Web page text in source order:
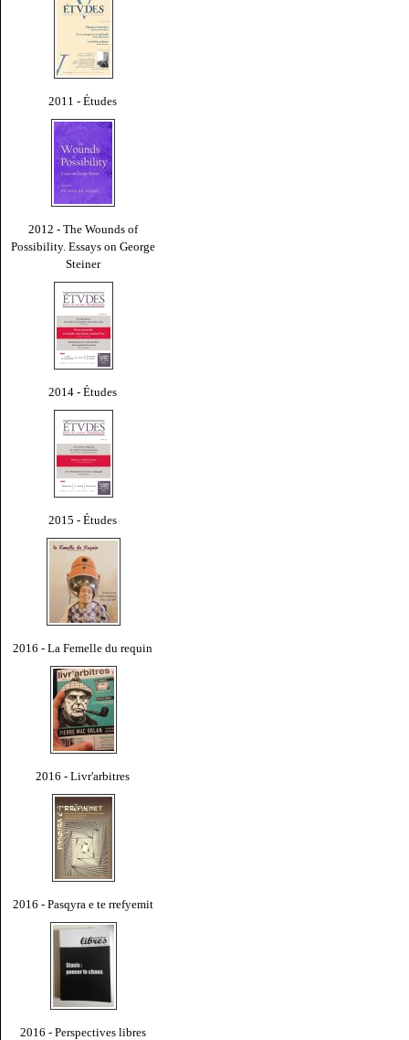
2011 - Études
2012 - The Wounds of
Possibility. Essays on George
Steiner
2014 - Études
2015 - Études
2016 - La Femelle du requin
2016 - Livr'arbitres
2016 - Pasqyra e te rrefyemit
2016 - Perspectives libres